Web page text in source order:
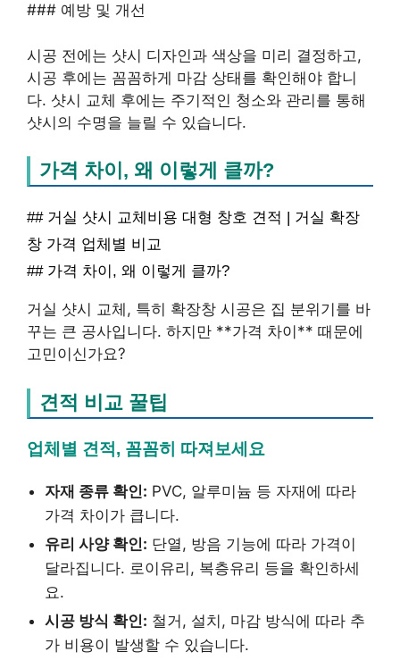
### 예방 및 개선
시공 전에는 샷시 디자인과 색상을 미리 결정하고,
시공 후에는 꼼꼼하게 마감 상태를 확인해야 합니
다. 샷시 교체 후에는 주기적인 청소와 관리를 통해
샷시의 수명을 늘릴 수 있습니다.
가격 차이, 왜 이렇게 클까?
## 거실 샷시 교체비용 대형 창호 견적 | 거실 확장
창 가격 업체별 비교
## 가격 차이, 왜 이렇게 클까?
거실 샷시 교체, 특히 확장창 시공은 집 분위기를 바
꾸는 큰 공사입니다. 하지만 **가격 차이** 때문에
고민이신가요?
견적 비교 꿀팁
업체별 견적, 꼼꼼히 따져보세요
자재 종류 확인: PVC, 알루미늄 등 자재에 따라
가격 차이가 큽니다.
유리 사양 확인: 단열, 방음 기능에 따라 가격이
달라집니다. 로이유리, 복층유리 등을 확인하세
요.
시공 방식 확인: 철거, 설치, 마감 방식에 따라 추
가 비용이 발생할 수 있습니다.